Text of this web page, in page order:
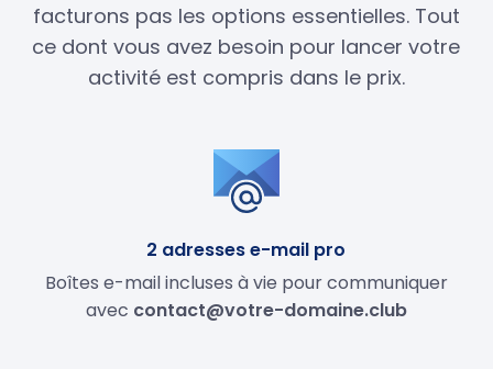
facturons pas les options essentielles. Tout
ce dont vous avez besoin pour lancer votre
activité est compris dans le prix.
2 adresses e-mail pro
Boîtes e-mail incluses à vie pour communiquer
avec contact@votre-domaine.club